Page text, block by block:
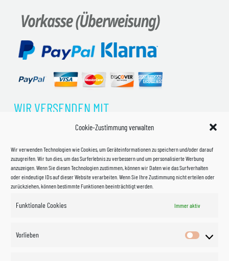
Cookie-Zustimmung verwalten
Wir verwenden Technologien wie Cookies, um Geräteinformationen zu speichern und/oder darauf
zuzugreifen. Wir tun dies, um das Surferlebnis zu verbessern und um personalisierte Werbung
anzuzeigen. Wenn Sie diesen Technologien zustimmen, können wir Daten wie das Surfverhalten
oder eindeutige IDs auf dieser Website verarbeiten. Wenn Sie Ihre Zustimmung nicht erteilen oder
zurückziehen, können bestimmte Funktionen beeinträchtigt werden.
Funktionale Cookies Immer aktiv
Vorlieben
Vorlieben
WIR VERSENDEN MIT